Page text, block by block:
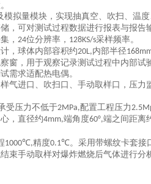
模拟量模块，实现抽真空、吹扫、温
，可对测试过程数据进行报表与报告
， 24位分辨率， 128KS/s采样频率。
，球体内部容积约20L,内部半径
窗，用于观察记录测试过程中内部
需求适配热电偶。
气进口、吹扫口、手动取样口，压力
受压力不低于2MPa,配置工程压力
，直径约4mm,端角度60°,端之间距离
1000℃,精度0.1℃。采用带螺纹卡套接
束手动取样对爆炸燃烧后气体进行分